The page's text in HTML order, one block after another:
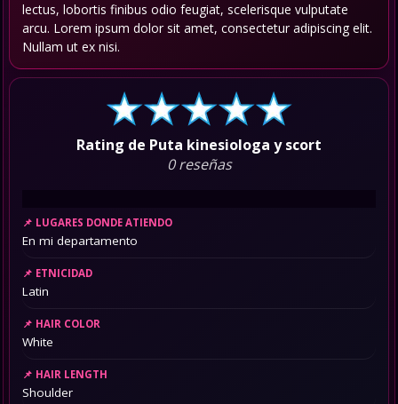
lectus, lobortis finibus odio feugiat, scelerisque vulputate
arcu. Lorem ipsum dolor sit amet, consectetur adipiscing elit.
Nullam ut ex nisi.
Rating de Puta kinesiologa y scort
0 reseñas
LUGARES DONDE ATIENDO
En mi departamento
ETNICIDAD
Latin
HAIR COLOR
White
HAIR LENGTH
Shoulder